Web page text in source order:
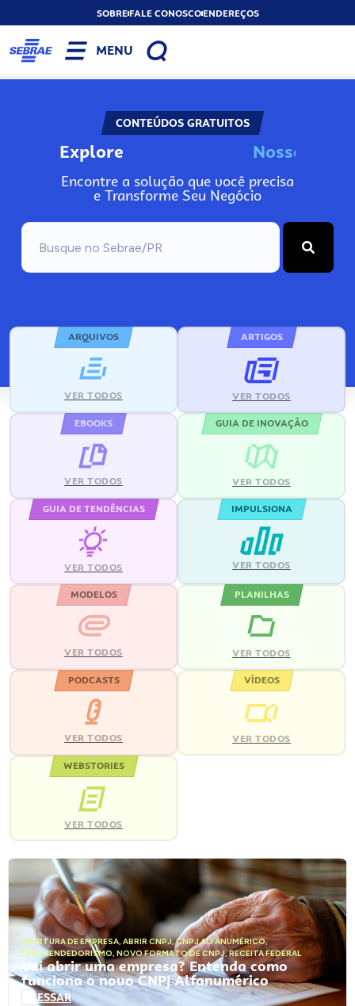
SOBREFALE CONOSCOENDEREÇOS
MENU
CONTEÚDOS GRATUITOS
Explore No
Encontre a solução que você precisa
e Transforme Seu Negócio
ARQUIVOS
VER TODOS
ARTIGOS
VER TODOS
EBOOKS
VER TODOS
GUIA DE INOVAÇÃO
VER TODOS
GUIA DE TENDÊNCIAS
VER TODOS
IMPULSIONA
VER TODOS
MODELOS
VER TODOS
PLANILHAS
VER TODOS
PODCASTS
VER TODOS
VÍDEOS
VER TODOS
WEBSTORIES
VER TODOS
ABERTURA DE EMPRESA, ABRIR CNPJ,CNPJ ALFANUMÉRICO,
EMPREENDEDORISMO, NOVO FORMATO DE CNPJ,RECEITA FEDERAL
Vai abrir uma empresa? Entenda como
funciona o novo CNPJ Alfanumérico
ACESSAR